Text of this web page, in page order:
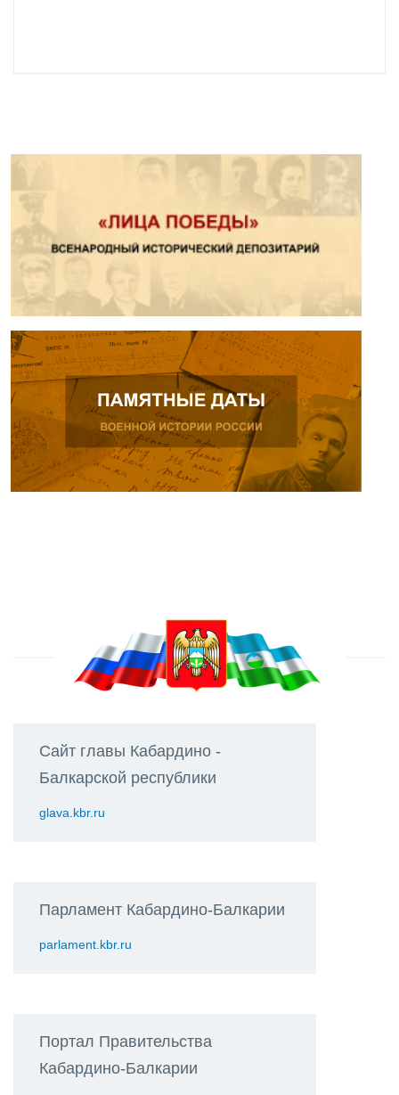
Сайт главы Кабардино -
Балкарской республики
glava.kbr.ru
Парламент Кабардино-Балкарии
parlament.kbr.ru
Портал Правительства
Кабардино-Балкарии